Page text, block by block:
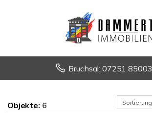
Bruchsal: 07251 85003
Objekte: 6